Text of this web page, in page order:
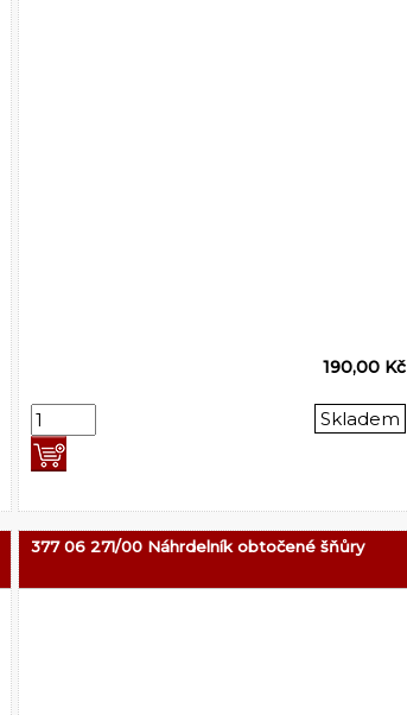
190,00 Kč
Skladem
377 06 271/00 Náhrdelník obtočené šňůry